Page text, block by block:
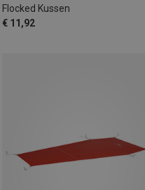
Flocked Kussen
€ 11,92